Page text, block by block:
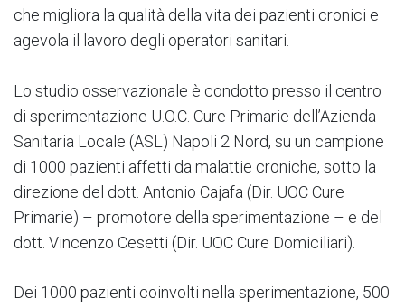
che migliora la qualità della vita dei pazienti cronici e
agevola il lavoro degli operatori sanitari.
Lo studio osservazionale è condotto presso il centro
di sperimentazione U.O.C. Cure Primarie dell’Azienda
Sanitaria Locale (ASL) Napoli 2 Nord, su un campione
di 1000 pazienti affetti da malattie croniche, sotto la
direzione del dott. Antonio Cajafa (Dir. UOC Cure
Primarie) – promotore della sperimentazione – e del
dott. Vincenzo Cesetti (Dir. UOC Cure Domiciliari).
Dei 1000 pazienti coinvolti nella sperimentazione, 500